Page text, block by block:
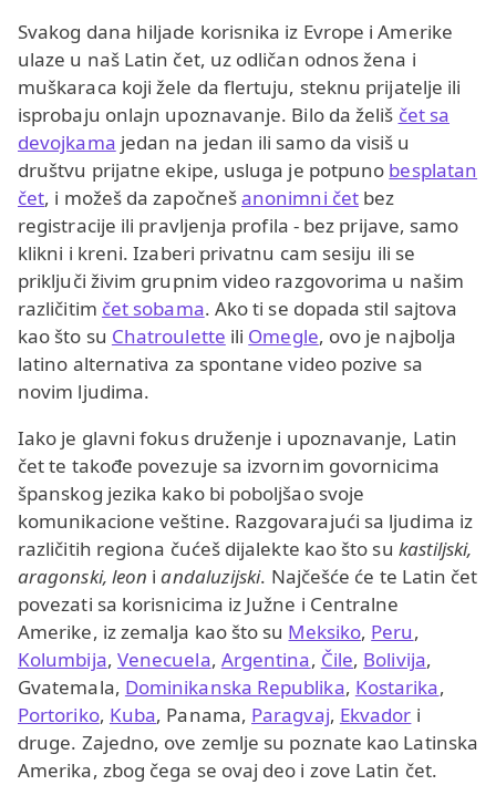
Svakog dana hiljade korisnika iz Evrope i Amerike
ulaze u naš Latin čet, uz odličan odnos žena i
muškaraca koji žele da flertuju, steknu prijatelje ili
isprobaju onlajn upoznavanje. Bilo da želiš čet sa
devojkama jedan na jedan ili samo da visiš u
društvu prijatne ekipe, usluga je potpuno besplatan
čet, i možeš da započnešanonimni četbez
registracije ili pravljenja profila - bez prijave, samo
klikni i kreni. Izaberi privatnu cam sesiju ili se
priključi živim grupnim video razgovorima u našim
različitim čet sobama. Ako ti se dopada stil sajtova
kao što su Chatroulette ili Omegle, ovo je najbolja
latino alternativa za spontane video pozive sa
novim ljudima.
Iako je glavni fokus druženje i upoznavanje, Latin
čet te takođe povezuje sa izvornim govornicima
španskog jezika kako bi poboljšao svoje
komunikacione veštine. Razgovarajući sa ljudima iz
različitih regiona čućeš dijalekte kao što su kastiljski,
aragonski, leon iandaluzijski. Najčešće će te Latin čet
povezati sa korisnicima iz Južne i Centralne
Amerike, iz zemalja kao što su Meksiko, Peru,
Kolumbija, Venecuela, Argentina, Čile, Bolivija,
Gvatemala, Dominikanska Republika, Kostarika,
Portoriko, Kuba, Panama, Paragvaj, Ekvador i
druge. Zajedno, ove zemlje su poznate kao Latinska
Amerika, zbog čega se ovaj deo i zove Latin čet.